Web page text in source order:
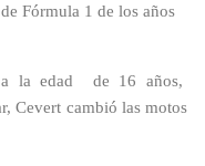
Fórmula 1 de los años
a la edad de 16 años,
Cevert cambió las motos